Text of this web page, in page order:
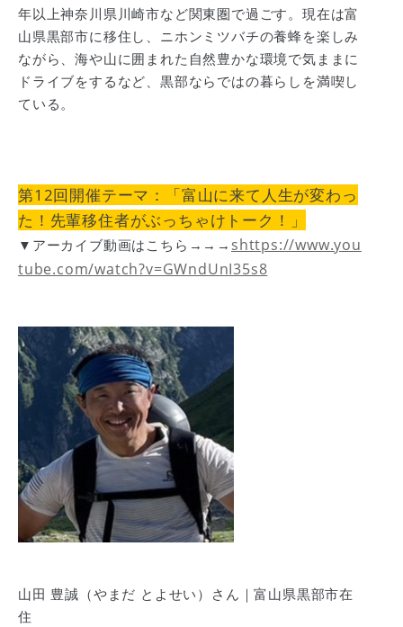
年以上神奈川県川崎市など関東圏で過ごす。現在は富
山県黒部市に移住し、ニホンミツバチの養蜂を楽しみ
ながら、海や山に囲まれた自然豊かな環境で気ままに
ドライブをするなど、黒部ならではの暮らしを満喫し
ている。
第12回開催テーマ：「富山に来て人生が変わっ
た！先輩移住者がぶっちゃけトーク！」
▼アーカイブ動画はこちら→→→ shttps://www.you
tube.com/watch?v=GWndUnI35s8
山田 豊誠（やまだ とよせい）さん｜富山県黒部市在
住